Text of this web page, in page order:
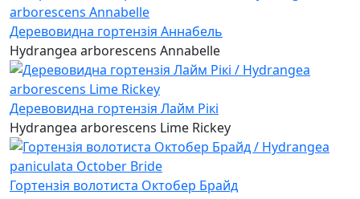
Деревовидна гортензія Аннабель
Hydrangea arborescens Annabelle
Деревовидна гортензія Лайм Рікі
Hydrangea arborescens Lime Rickey
Гортензія волотиста Октобер Брайд